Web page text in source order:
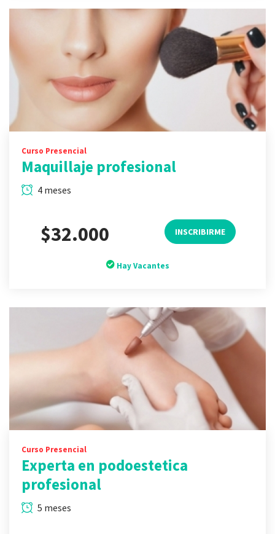
Curso Presencial
Maquillaje profesional
4 meses
$32.000 INSCRIBIRME
Hay Vacantes
Curso Presencial
Experta en podoestetica
profesional
5 meses